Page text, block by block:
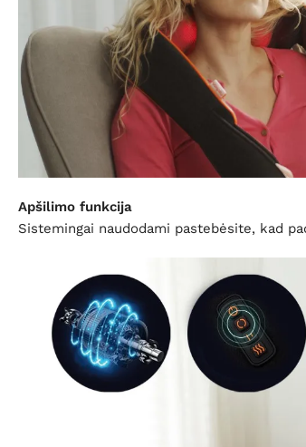
Apšilimo funkcija
Sistemingai naudodami pastebėsite, kad